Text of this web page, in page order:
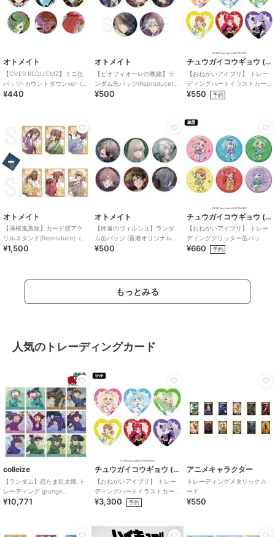
オトメイト
【OVER REQUIEMZ】ミニ缶
バッジ-カウントダウンver-(ラ
ンダム全6種)
¥440
オトメイト
【ピオフィオーレの晩鐘】ラ
ンダム缶バッジ(Reproduce)
（ランダム全5種）
¥500
チュウガイコウギョウ (Chugai Mining)
【おねがいアイプリ】 トレー
ディングハートイラストカー
ド （ランダム全6種）
¥550 予約
オトメイト
【薄桜鬼真改】カード型アク
リルスタンド(Reproduce)（ラ
ンダム全6種）
¥1,500
オトメイト
【終遠のヴィルシュ】ランダ
ム缶バッジ (香港オリジナル
ver.)（ランダム全6種）
¥500
チュウガイコウギョウ (Chugai Mining)
【おねがいアイプリ】 トレー
ディンググリッター缶バッ
ジ ミニキャラ （ランダム全6
¥660 予約
もっとみる
人気のトレーディングカード
colleize
【ランダム】忍たま乱太郎_ト
レーディング grunge
CANVAS アクリルカード
¥10,771
チュウガイコウギョウ (Chugai Mining)
【おねがいアイプリ】 トレー
ディングハートイラストカー
ド （1SET/6個入り）
¥3,300 予約
アニメキャラクター
トレーディングメタリックカ
ード
¥550